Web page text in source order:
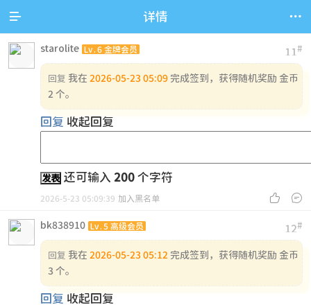
 详情 
11#
starolite Lv.6 金牌会员
回复 我在 2026-05-23 05:09 完成签到，获得随机奖励 金币
2 个。
回复 收起回复
发表 还可输入 200 个字符
 
2026-5-23 05:09:39 加入黑名单
12#
bk838910 Lv.5 高级会员
回复 我在 2026-05-23 05:12 完成签到，获得随机奖励 金币
3 个。
回复 收起回复